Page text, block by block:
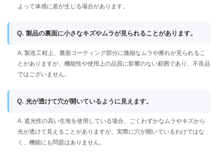
よって体感に差が生じる場合があります。
Q. 製品の裏面に小さなキズやムラが見られることがあります。
A. 製造工程上、裏面コーティング部分に微細なムラや擦れが見られるこ
とがありますが、機能性や使用上の品質に影響のない範囲であり、不良品
ではございません。
Q. 光が透けて穴が開いているように見えます。
A. 遮光性の高い生地を使用している場合、ごくわずかなムラやキズから
光が透けて見えることがありますが、実際に穴が開いているわけではな
く、機能にも問題はありません。